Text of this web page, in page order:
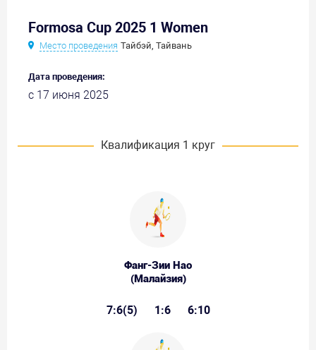
Formosa Cup 2025 1 Women
Место проведения Тайбэй, Тайвань
Дата проведения:
с 17 июня 2025
Квалификация 1 круг
Фанг-Зии Нао
(Малайзия)
7:6(5) 1:6 6:10